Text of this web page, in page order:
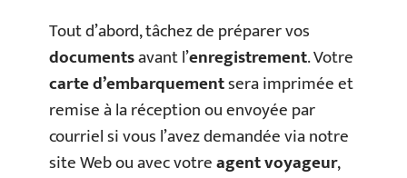
Tout d’abord, tâchez de préparer vos
documentsavant l’enregistrement. Votre
carte d’embarquementsera imprimée et
remise à la réception ou envoyée par
courriel si vous l’avez demandée via notre
site Web ou avec votreagent voyageur,